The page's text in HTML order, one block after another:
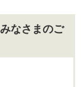
なさまのご